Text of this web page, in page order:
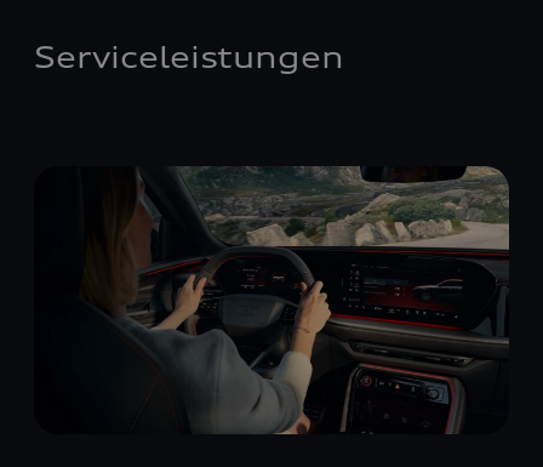
Serviceleistungen